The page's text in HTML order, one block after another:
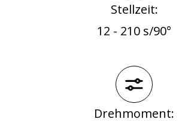
Stellzeit:
12 - 210 s/90°
Drehmoment: